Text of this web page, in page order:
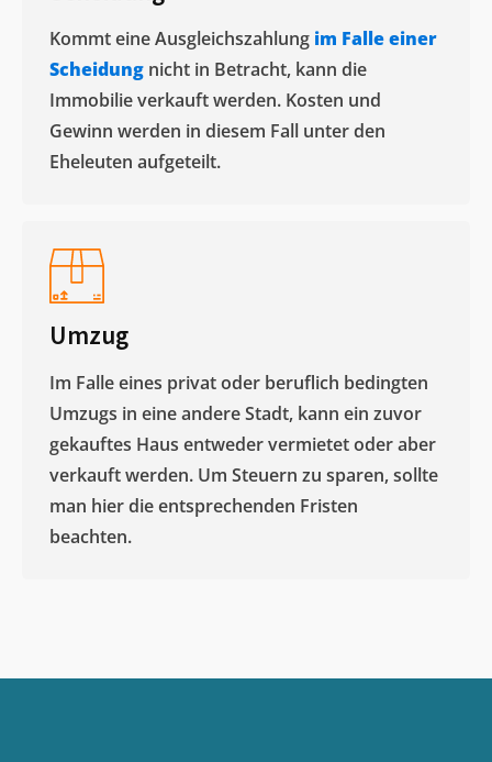
Kommt eine Ausgleichszahlung im Falle einer
Scheidung nicht in Betracht, kann die
Immobilie verkauft werden. Kosten und
Gewinn werden in diesem Fall unter den
Eheleuten aufgeteilt.​
Umzug
Im Falle eines privat oder beruflich bedingten
Umzugs in eine andere Stadt, kann ein zuvor
gekauftes Haus entweder vermietet oder aber
verkauft werden. Um Steuern zu sparen, sollte
man hier die entsprechenden Fristen
beachten.